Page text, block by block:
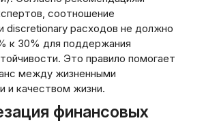
соотношение
discretionary расходов не должно
к 30% для поддержания
Это правило помогает
между жизненными
и качеством жизни.
финансовых